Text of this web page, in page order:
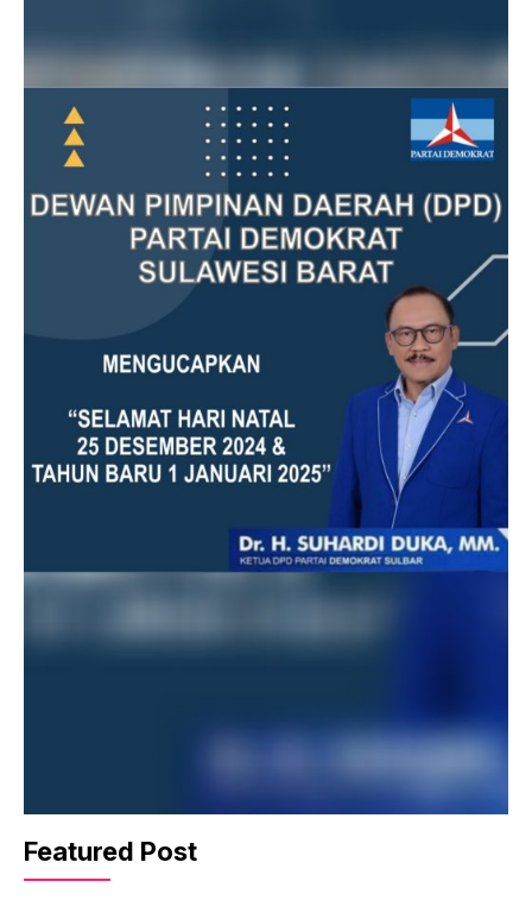
Featured Post